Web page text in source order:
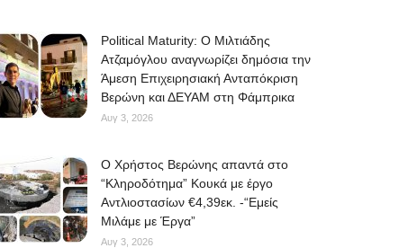
Political Maturity: Ο Μιλτιάδης
Ατζαμόγλου αναγνωρίζει δημόσια την
Άμεση Επιχειρησιακή Ανταπόκριση
Βερώνη και ΔΕΥΑΜ στη Φάμπρικα
Αυγ 3, 2026
O Χρήστος Βερώνης απαντά στο
“Κληροδότημα” Κουκά με έργο
Αντλιοστασίων €4,39εκ. -“Εμείς
Μιλάμε με Έργα”
Αυγ 3, 2026